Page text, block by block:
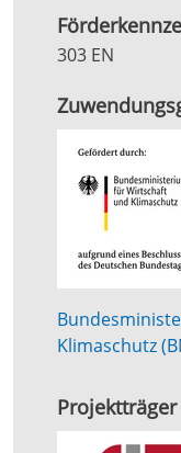
303 EN
Klimaschutz
Projektträger